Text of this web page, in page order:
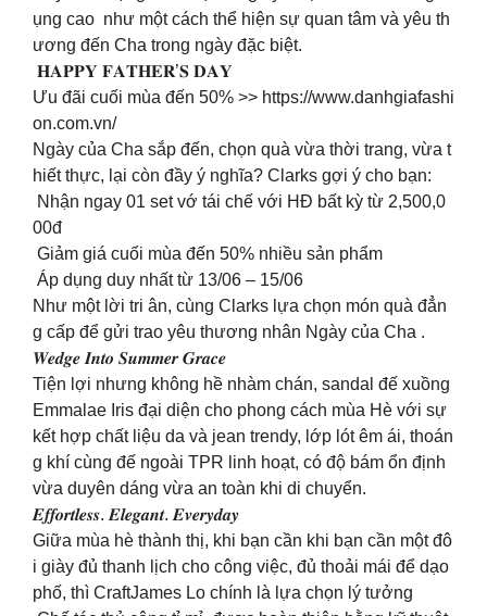
ụng cao như một cách thể hiện sự quan tâm và yêu th
ương đến Cha trong ngày đặc biệt.
𝐇𝐀𝐏𝐏𝐘 𝐅𝐀𝐓𝐇𝐄𝐑’𝐒 𝐃𝐀𝐘
Ưu đãi cuối mùa đến 50% >> https://www.danhgiafashi
on.com.vn/
Ngày của Cha sắp đến, chọn quà vừa thời trang, vừa t
hiết thực, lại còn đầy ý nghĩa? Clarks gợi ý cho bạn:
Nhận ngay 01 set vớ tái chế với HĐ bất kỳ từ 2,500,0
00đ
Giảm giá cuối mùa đến 50% nhiều sản phẩm
Áp dụng duy nhất từ 13/06 – 15/06
Như một lời tri ân, cùng Clarks lựa chọn món quà đẳn
g cấp để gửi trao yêu thương nhân Ngày của Cha .
𝑾𝒆𝒅𝒈𝒆 𝑰𝒏𝒕𝒐 𝑺𝒖𝒎𝒎𝒆𝒓 𝑮𝒓𝒂𝒄𝒆
Tiện lợi nhưng không hề nhàm chán, sandal đế xuồng
Emmalae Iris đại diện cho phong cách mùa Hè với sự
kết hợp chất liệu da và jean trendy, lớp lót êm ái, thoán
g khí cùng đế ngoài TPR linh hoạt, có độ bám ổn định
vừa duyên dáng vừa an toàn khi di chuyển.
𝑬𝒇𝒇𝒐𝒓𝒕𝒍𝒆𝒔𝒔. 𝑬𝒍𝒆𝒈𝒂𝒏𝒕. 𝑬𝒗𝒆𝒓𝒚𝒅𝒂𝒚
Giữa mùa hè thành thị, khi bạn cần khi bạn cần một đô
i giày đủ thanh lịch cho công việc, đủ thoải mái để dạo
phố, thì CraftJames Lo chính là lựa chọn lý tưởng